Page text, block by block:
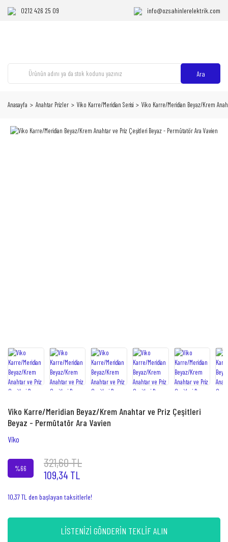
0212 426 25 09 info@ozsahinlerelektrik.com
Ara
Anasayfa Anahtar Prizler Viko Karre/Meridian Serisi Viko Karre/Meridian Beyaz/Krem
Viko Karre/Meridian Beyaz/Krem Anahtar ve Priz Çeşitleri
Beyaz - Permütatör Ara Vavien
Viko
%66 321,60 TL
109,34 TL
10,37 TL den başlayan taksitlerle!
LİSTENİZİ GÖNDERİN TEKLİF ALIN